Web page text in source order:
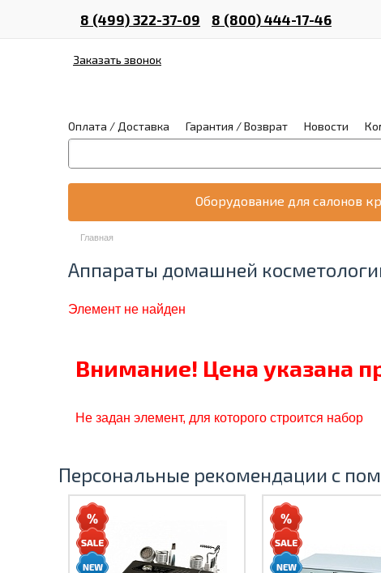
8 (499) 322-37-09 8 (800) 444-17-46
Заказать звонок
Оплата / Доставка Гарантия / Возврат Новости
Оборудование для салонов
Главная
Аппараты домашней
Элемент не найден
Внимание! Цена указана
Не задан элемент, для которого строится набор
Персональные рекомендации с